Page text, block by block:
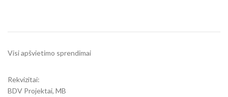
Visi apšvietimo sprendimai
Rekvizitai:
BDV Projektai, MB